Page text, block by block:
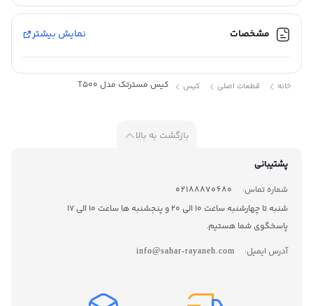
مشخصات نمایش بیشتر
خانه قطعات اصلی کیس کیس مسترتک مدل T500
بازگشت به بالا
پشتیبانی
شماره تماس:
02188870680
شنبه تا چهارشنبه ساعت 10 الی 20 و پنجشنبه ها ساعت 10 الی 17
پاسخگوی شما هستیم.
آدرس ایمیل:
info@sahar-rayaneh.com